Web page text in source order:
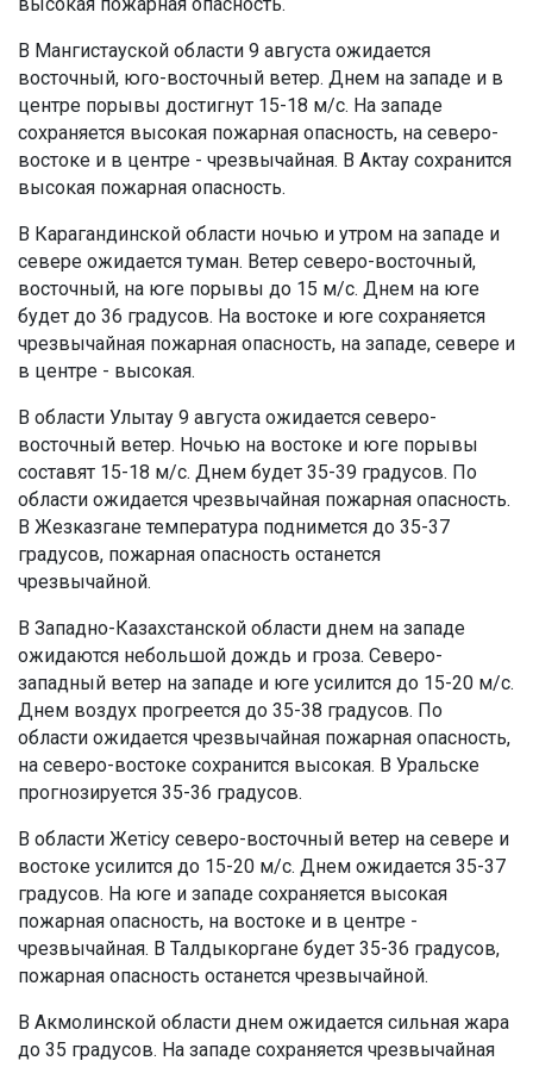
В Мангистауской области 9 августа ожидается
восточный, юго-восточный ветер. Днем на западе и в
центре порывы достигнут 15-18 м/с. На западе
сохраняется высокая пожарная опасность, на северо-
востоке и в центре - чрезвычайная. В Актау сохранится
высокая пожарная опасность.
В Карагандинской области ночью и утром на западе и
севере ожидается туман. Ветер северо-восточный,
восточный, на юге порывы до 15 м/с. Днем на юге
будет до 36 градусов. На востоке и юге сохраняется
чрезвычайная пожарная опасность, на западе, севере и
в центре - высокая.
В области Улытау 9 августа ожидается северо-
восточный ветер. Ночью на востоке и юге порывы
составят 15-18 м/с. Днем будет 35-39 градусов. По
области ожидается чрезвычайная пожарная опасность.
В Жезказгане температура поднимется до 35-37
градусов, пожарная опасность останется
чрезвычайной.
В Западно-Казахстанской области днем на западе
ожидаются небольшой дождь и гроза. Северо-
западный ветер на западе и юге усилится до 15-20 м/с.
Днем воздух прогреется до 35-38 градусов. По
области ожидается чрезвычайная пожарная опасность,
на северо-востоке сохранится высокая. В Уральске
прогнозируется 35-36 градусов.
В области Жетісу северо-восточный ветер на севере и
востоке усилится до 15-20 м/с. Днем ожидается 35-37
градусов. На юге и западе сохраняется высокая
пожарная опасность, на востоке и в центре -
чрезвычайная. В Талдыкоргане будет 35-36 градусов,
пожарная опасность останется чрезвычайной.
В Акмолинской области днем ожидается сильная жара
до 35 градусов. На западе сохраняется чрезвычайная